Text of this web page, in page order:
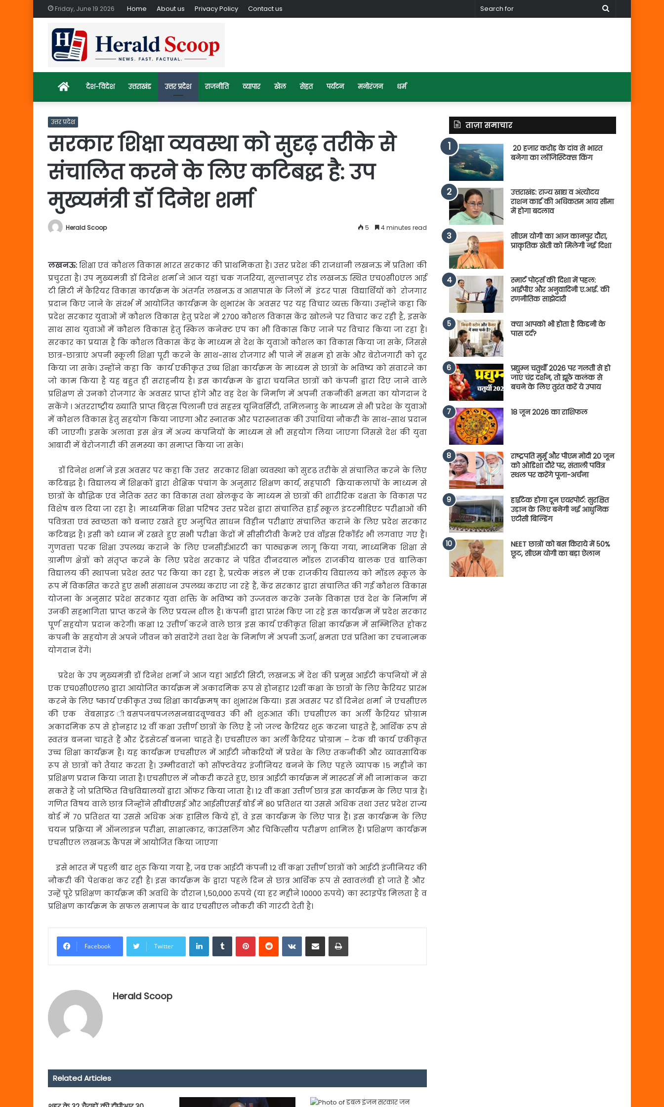
Friday, June 19 2026 Home About us Privacy Policy Contact us
Search
Homeदेश-विदेश उत्तराखंड उत्तर प्रदेश राजनीति व्यापार खेल सेहत पर्यटन मनोरंजन धर्म
उत्तर प्रदेश
सरकार शिक्षा व्यवस्था को सुदृढ़ तरीके से
संचालित करने के लिए कटिबद्ध है: उप
मुख्यमंत्री डॉ दिनेश शर्मा
Herald Scoop 5 4 minutes read
लखनऊ:शिक्षा एवं कौशल विकास भारत सरकार की प्राथमिकताहै। उत्तर प्रदेश की राजधानी लखनऊ में प्रतिभा की
प्रचुरता है। उप मुख्यमंत्री डॉ दिनेश शर्मा ने आज यहां चक गजरिया, सुल्तानपुर रोड लखनऊ स्थित एच०सी०एल आई
टी सिटी में कैरियर विकास कार्यक्रम के अंतर्गत लखनऊ व आसपास के जिलों में इंटर पास विद्यार्थियों को रोजगार
प्रदान किए जाने के संदर्भ में आयोजित कार्यक्रम के शुभारंभ के अवसर पर यह विचार व्यक्त किया। उन्होंने कहा कि
प्रदेश सरकार युवाओं में कौशल विकास हेतु प्रदेश में 2700 कौशल विकास केंद्र खोलने पर विचार कर रही है, इसके
साथ साथ युवाओं में कौशल विकास हेतु स्किल कनेक्ट एप का भी विकास किए जाने पर विचार किया जा रहा है।
सरकार का प्रयास है कि कौशल विकास केंद्र के माध्यम से देश के युवाओं कौशल का विकास किया जा सके, जिससे
छात्र-छात्राएं अपनी स्कूली शिक्षा पूरी करने के साथ-साथ रोजगार भी पाने में सक्षम हो सके और बेरोजगारी को दूर
किया जा सके। उन्होंने कहा कि कार्य एकीकृत उच्च शिक्षा कार्यक्रम के माध्यम से छात्रों के भविष्य को संवारने का
जो काम किया है यह बहुत ही सराहनीय है। इस कार्यक्रम के द्वारा चयनित छात्रों को कंपनी द्वारा दिए जाने वाले
प्रशिक्षण से उनको रोजगार के अवसर प्राप्त होंगे और वह देश के निर्माण में अपनी तकनीकी क्षमता का योगदान दे
सकेंगे । अंतरराष्ट्रीय ख्याति प्राप्त बिट्स पिलानी एवं सहस्त्र यूनिवर्सिटी, तमिलनाडु के माध्यम से भी प्रदेश के युवाओं
में कौशल विकास हेतु सहयोग किया जाएगा और स्नातक और परास्नातक की उपाधियां नौकरी के साथ-साथ प्रदान
की जाएगी। इसके अलावा इस क्षेत्र में अन्य कंपनियों के माध्यम से भी सहयोग लिया जाएगा जिससे देश की युवा
आबादी में बेरोजगारी की समस्या का समाप्त किया जा सके।
डॉ दिनेश शर्मा ने इस अवसर पर कहा कि उत्तर सरकार शिक्षा व्यवस्था को सुदृढ़ तरीके से संचालित करने के लिए
कटिबद्ध है। विद्यालय में शिक्षकों द्वारा शैक्षिक पंचांग के अनुसार शिक्षण कार्य, सहपाठी क्रियाकलापों के माध्यम से
छात्रों के बौद्धिक एवं नैतिक स्तर का विकास तथा खेलकूद के माध्यम से छात्रों की शारीरिक दक्षता के विकास पर
विशेष बल दिया जा रहा है। माध्यमिक शिक्षा परिषद उत्तर प्रदेश द्वारा संचालित हाई स्कूल इंटरमीडिएट परीक्षाओं की
पवित्रता एवं स्वच्छता को बनाए रखते हुए अनुचित साधन विहीन परीक्षाएं संचालित कराने के लिए प्रदेश सरकार
कटिबद्ध है। इसी को ध्यान में रखते हुए सभी परीक्षा केंद्रों में सीसीटीवी कैमरे एवं वॉइस रिकॉर्डर भी लगवाए गए हैं।
गुणवत्ता परक शिक्षा उपलब्ध कराने के लिए एनसीईआरटी का पाठ्यक्रम लागू किया गया, माध्यमिक शिक्षा से
ग्रामीण क्षेत्रों को संतृप्त करने के लिए प्रदेश सरकार ने पंडित दीनदयाल मॉडल राजकीय बालक एवं बालिका
विद्यालय की स्थापना प्रदेश स्तर पर किया का रहा है, प्रत्येक मंडल में एक राजकीय विद्यालय को मॉडल स्कूल के
रूप में विकसित करते हुए सभी संसाधन उपलब्ध कराए जा रहे हैं, केंद्र सरकार द्वारा संचालित की गई कौशल विकास
योजना के अनुसार प्रदेश सरकार युवा शक्ति के भविष्य को उज्जवल करके उनके विकास एवं देश के निर्माण में
उनकी सहभागिता प्राप्त करने के लिए प्रयत्न शील है। कंपनी द्वारा प्रारंभ किए जा रहे इस कार्यक्रम में प्रदेश सरकार
पूर्ण सहयोग प्रदान करेगी। कक्षा 12 उत्तीर्ण करने वाले छात्र इस कार्य एकीकृत शिक्षा कार्यक्रम में सम्मिलित होकर
कंपनी के सहयोग से अपने जीवन को संवारेंगे तथा देश के निर्माण में अपनी ऊर्जा, क्षमता एवं प्रतिभा का रचनात्मक
योगदान देंगे।
प्रदेश के उप मुख्यमंत्री डॉ दिनेश शर्मा ने आज यहां आईटी सिटी, लखनऊ में देश की प्रमुख आईटी कंपनियों में से
एक एच0सी0एल0 द्वारा आयोजित कार्यक्रम में अकादमिक रूप से होनहार 12वीं कक्षा के छात्रों के लिए कैरियर प्रारंभ
करने के लिए ष्कार्य एकीकृत उच्च शिक्षा कार्यक्रमष् का शुभारंभ किया। इस अवसर पर डॉ दिनेश शर्मा ने एचसीएल
की एक वेबसाइट ीबसपजबपजलसनबादवूण्बवउ की भी शुरूआत की। एचसीएल का अर्ली कैरियर प्रोग्राम
अकादमिक रूप से होनहार 12 वीं कक्षा उत्तीर्ण छात्रों के लिए है जो जल्द कैरियर शुरू करना चाहते हैं, आर्थिक रूप से
स्वतंत्र बनना चाहते हैं और ट्रेंडसेटर्स बनना चाहते हैं। एचसीएल का अर्ली कैरियर प्रोग्राम – टेक बी कार्य एकीकृत
उच्च शिक्षा कार्यक्रम है। यह कार्यक्रम एचसीएल में आईटी नौकरियों में प्रवेश के लिए तकनीकी और व्यावसायिक
रूप से छात्रों को तैयार करता है। उम्मीदवारों को सॉफ्टवेयर इंजीनियर बनने के लिए पहले व्यापक 15 महीने का
प्रशिक्षण प्रदान किया जाता है। एचसीएल में नौकरी करते हुए, छात्र आईटी कार्यक्रम में मास्टर्स में भी नामांकन करा
सकते हैं जो प्रतिष्ठित विश्वविद्यालयों द्वारा ऑफर किया जाता है। 12 वीं कक्षा उत्तीर्ण छात्र इस कार्यक्रम के लिए पात्र हैं।
गणित विषय वाले छात्र जिन्होंने सीबीएसई और आईसीएसई बोर्ड में 80 प्रतिशत या उससे अधिक तथा उत्तर प्रदेश राज्य
बोर्ड में 70 प्रतिशत या उससे अधिक अंक हासिल किये हों, वे इस कार्यक्रम के लिए पात्र हैं। इस कार्यक्रम के लिए
चयन प्रक्रिया में ऑनलाइन परीक्षा, साक्षात्कार, काउंसलिंग और चिकित्सीय परीक्षण शामिल हैं। प्रशिक्षण कार्यक्रम
एचसीएल लखनऊ कैंपस में आयोजित किया जाएगा
इसे भारत में पहली बार शुरू किया गया है, जब एक आईटी कंपनी 12 वीं कक्षा उत्तीर्ण छात्रों को आईटी इंजीनियर की
नौकरी की पेशकश कर रही है। इस कार्यक्रम के द्वारा पहले दिन से छात्र आर्थिक रूप से स्वावलंबी हो जाते हैं और
उन्हें पूरे प्रशिक्षण कार्यक्रम की अवधि के दौरान 1,50,000 रुपये (या हर महीने 10000 रुपये) का स्टाइपेंड मिलता है व
प्रशिक्षण कार्यक्रम के सफल समापन के बाद एचसीएल नौकरी की गारंटी देती है।
Facebook Twitter
LinkedInTumblrPinterestReddit VKontakte
Share via Email Print
Herald Scoop
Related Articles
ताज़ा समाचार
20 हजार करोड़ के दांव से भारत
बनेगा का लॉजिस्टिक्स किंग
उत्तराखंड: राज्य खाद्य व अंत्योदय
राशन कार्ड की अधिकतम आय सीमा
में होगा बदलाव
सीएम योगी का आज कानपुर दौरा,
प्राकृतिक खेती को मिलेगी नई दिशा
स्मार्ट पोर्ट्स की दिशा में पहल:
आईपीए और अनुवादिनी ए.आई. की
रणनीतिक साझेदारी
क्या आपको भी होता है किडनी के
पास दर्द?
प्रद्युम्न चतुर्थी 2026 पर गलती से हो
जाएं चंद्र दर्शन, तो झूठे कलंक से
बचने के लिए तुरंत करें ये उपाय
18 जून 2026 का राशिफल
राष्ट्रपति मुर्मू और पीएम मोदी 20 जून
को ओडिशा दौरे पर, संताली पवित्र
स्थल पर करेंगे पूजा-अर्चना
हाईटेक होगा दून एयरपोर्ट: सुरक्षित
उड़ान के लिए बनेगी नई आधुनिक
एटीसी बिल्डिंग
NEET छात्रों को बस किराये में 50%
छूट, सीएम योगी का बड़ा ऐलान